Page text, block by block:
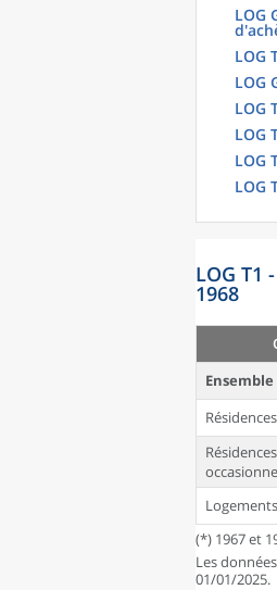
LOG
LOG
LOG
LOG
LOG
LOG
LOG
LOG T1
1968
Ensemble
(*) 1967 et
Les
01/01/2025.